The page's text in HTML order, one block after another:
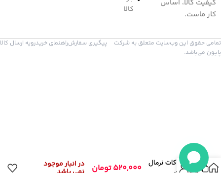
کیفیت کالا، اساس
کار ماست.
کالا
تمامی حقوق این وب‌سایت متعلق به شرکت
پایون می‌باشد.
پیگیری سفارشراهنمای خریدرویه ارسال کالا
تاپ کات نرمال
520,000تومان در انبار موجود